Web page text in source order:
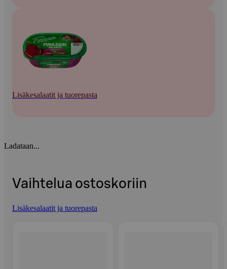
Lisäkesalaatit ja tuorepasta
Ladataan...
Vaihtelua ostoskoriin
Lisäkesalaatit ja tuorepasta